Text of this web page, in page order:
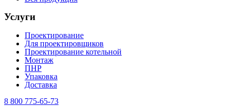
Услуги
Проектирование
Для проектировщиков
Проектирование котельной
Монтаж
ПНР
Упаковка
Доставка
8 800 775-65-73